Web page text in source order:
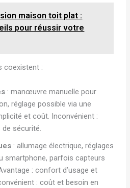
maison toit plat :
pour réussir votre
coexistent :
: manœuvre manuelle pour
réglage possible via une
et coût. Inconvénient :
sécurité.
: allumage électrique, réglages
smartphone, parfois capteurs
: confort d’usage et
: coût et besoin en